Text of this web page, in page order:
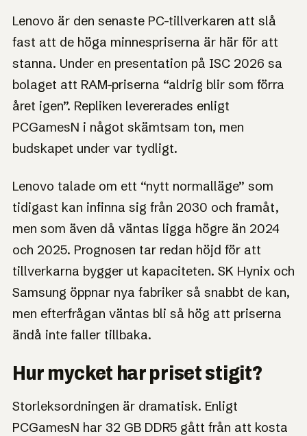
Lenovo: höga RAM-
priser blir det nya
normala
32 GB DDR5 har gått från runt 70 dollar till omkring
400 dollar, och Lenovo tror inte att nivåerna
återvänder.
Lenovo är den senaste PC-tillverkaren att slå
fast att de höga minnespriserna är här för att
stanna. Under en presentation på ISC 2026 sa
bolaget att RAM-priserna “aldrig blir som förra
året igen”. Repliken levererades enligt
PCGamesN i något skämtsam ton, men
budskapet under var tydligt.
Lenovo talade om ett “nytt normalläge” som
tidigast kan infinna sig från 2030 och framåt,
men som även då väntas ligga högre än 2024
och 2025. Prognosen tar redan höjd för att
tillverkarna bygger ut kapaciteten. SK Hynix och
Samsung öppnar nya fabriker så snabbt de kan,
men efterfrågan väntas bli så hög att priserna
ändå inte faller tillbaka.
Hur mycket har priset stigit?
Storleksordningen är dramatisk. Enligt
PCGamesN har 32 GB DDR5 gått från att kosta